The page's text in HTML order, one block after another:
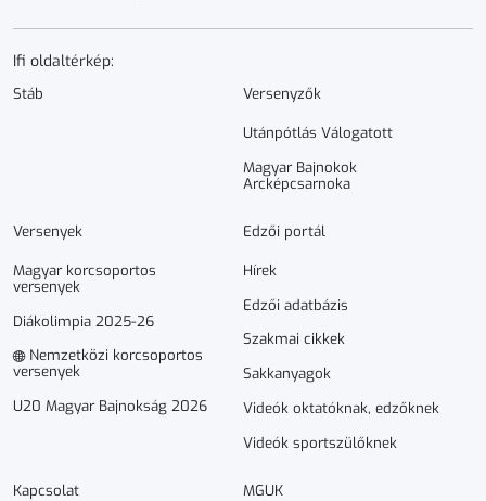
Ifi oldaltérkép:
Stáb Versenyzők
Utánpótlás Válogatott
Magyar Bajnokok
Arcképcsarnoka
Versenyek
Magyar korcsoportos
versenyek
Diákolimpia 2025-26
Nemzetközi korcsoportos
versenyek
U20 Magyar Bajnokság 2026
Edzői portál
Hírek
Edzői adatbázis
Szakmai cikkek
Sakkanyagok
Videók oktatóknak, edzőknek
Videók sportszülőknek
Kapcsolat
MGUK